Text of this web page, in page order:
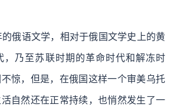
俄语文学，相对于俄国文学史上的黄
，乃至苏联时期的革命时代和解冻时
惊，但是，在俄国这样一个审美乌托
自然还在正常持续，也悄然发生了一